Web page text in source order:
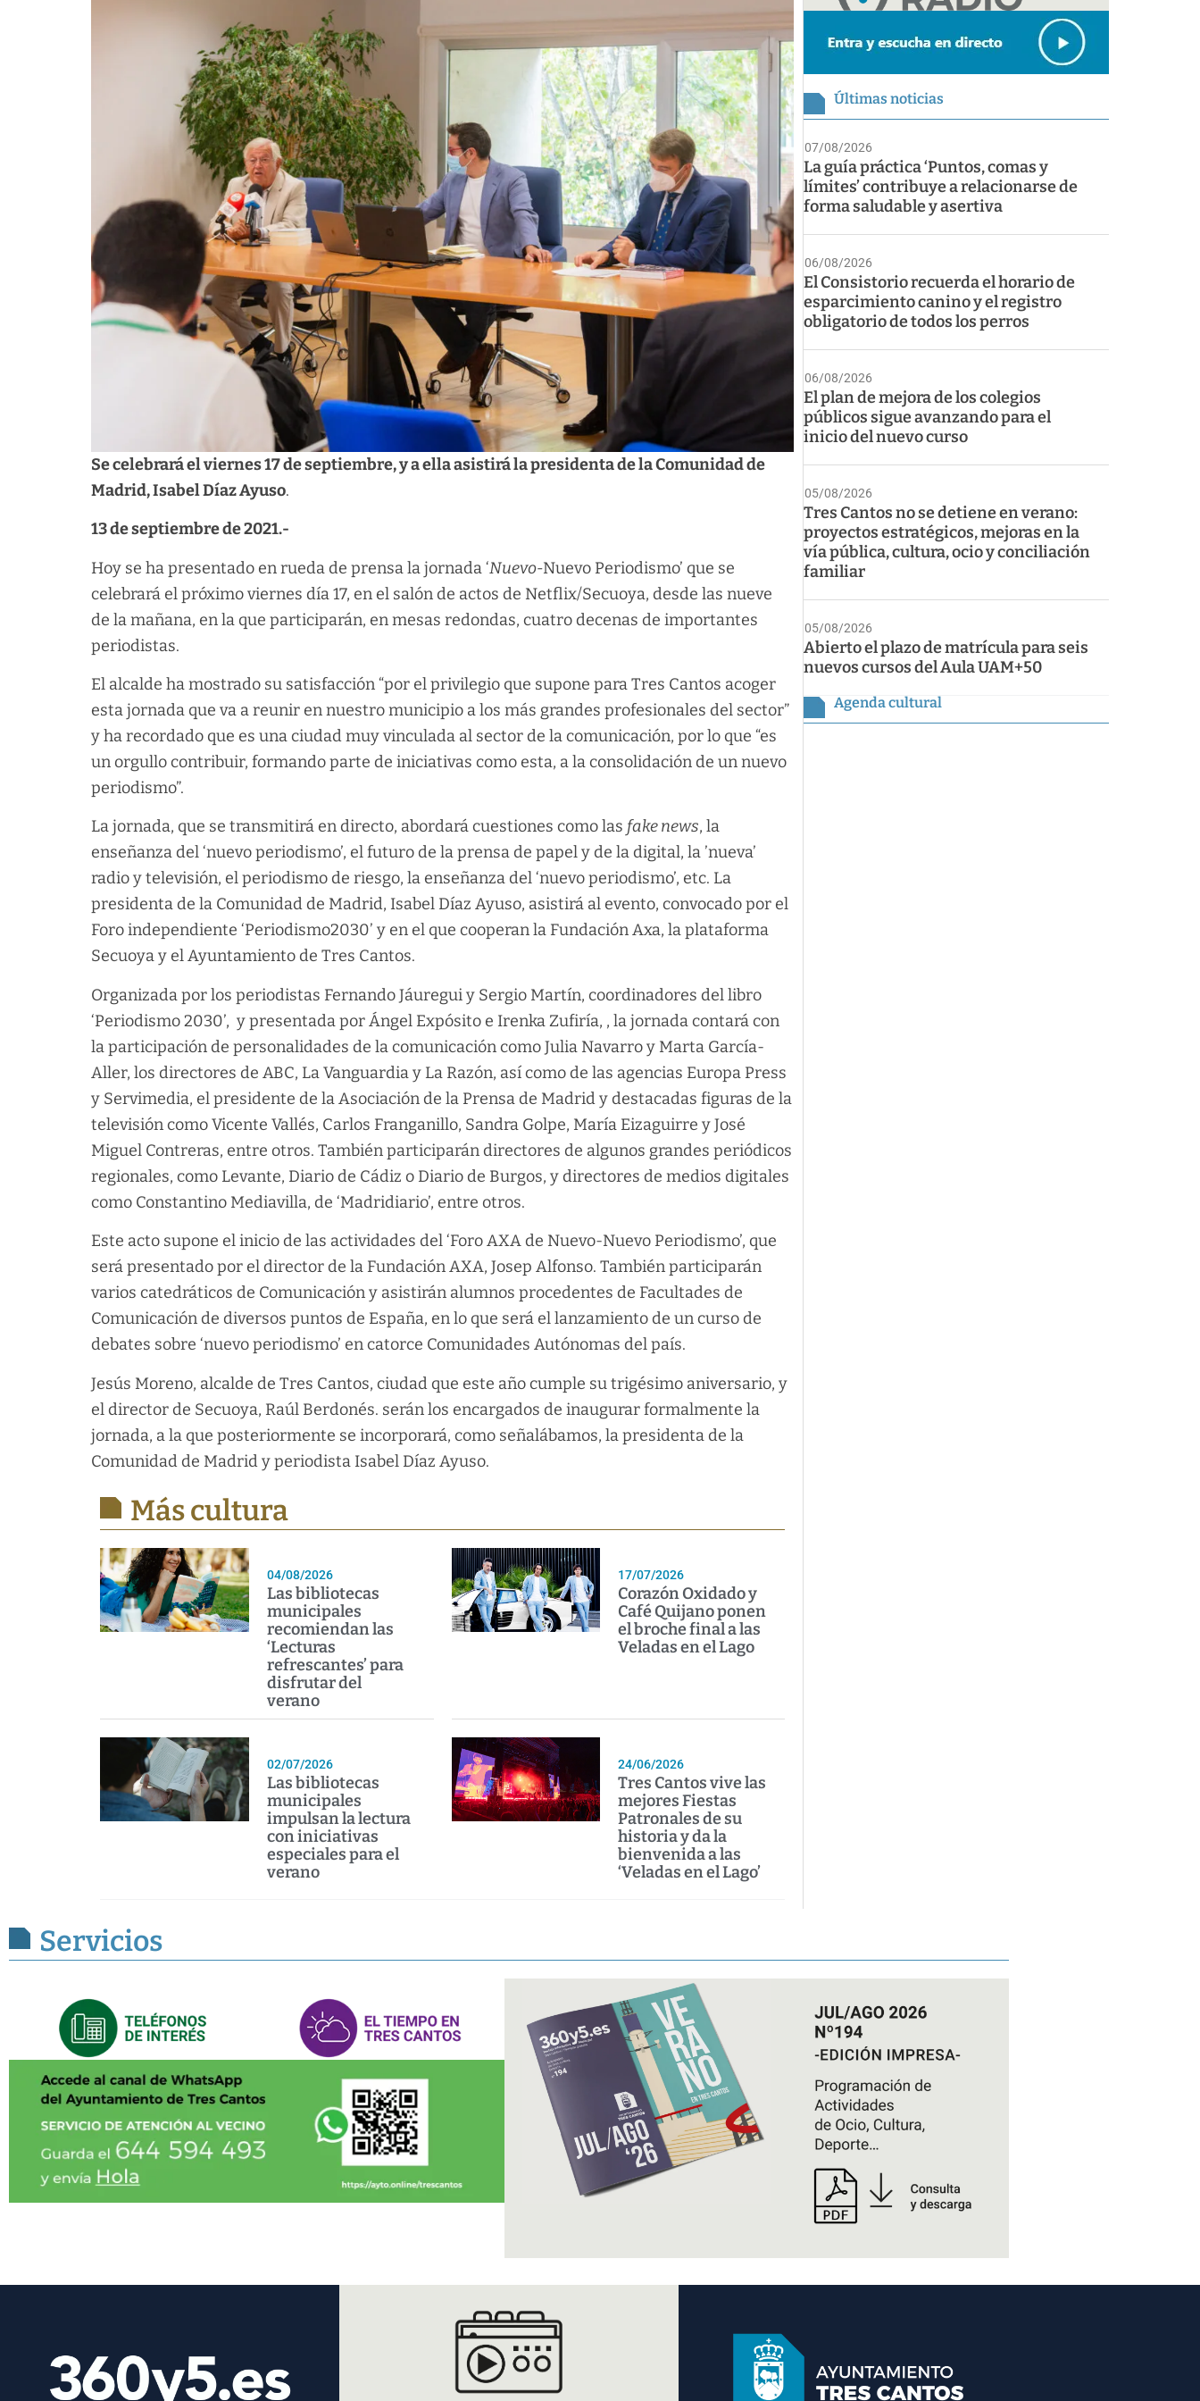
Se celebrará el viernes 17 de septiembre, y a ella asistirá la presidenta de la Comunidad de
Madrid, Isabel Díaz Ayuso.
13 de septiembre de 2021.-
Hoy se ha presentado en rueda de prensa la jornada ‘Nuevo-Nuevo Periodismo’ que se
celebrará el próximo viernes día 17, en el salón de actos de Netflix/Secuoya, desde las nueve
de la mañana, en la que participarán, en mesas redondas, cuatro decenas de importantes
periodistas.
El alcalde ha mostrado su satisfacción “por el privilegio que supone para Tres Cantos acoger
esta jornada que va a reunir en nuestro municipio a los más grandes profesionales del sector”
y ha recordado que es una ciudad muy vinculada al sector de la comunicación, por lo que “es
un orgullo contribuir, formando parte de iniciativas como esta, a la consolidación de un nuevo
periodismo”.
La jornada, que se transmitirá en directo, abordará cuestiones como las fake news, la
enseñanza del ‘nuevo periodismo’, el futuro de la prensa de papel y de la digital, la ’nueva’
radio y televisión, el periodismo de riesgo, la enseñanza del ‘nuevo periodismo’, etc. La
presidenta de la Comunidad de Madrid, Isabel Díaz Ayuso, asistirá al evento, convocado por el
Foro independiente ‘Periodismo2030’ y en el que cooperan la Fundación Axa, la plataforma
Secuoya y el Ayuntamiento de Tres Cantos.
Organizada por los periodistas Fernando Jáuregui y Sergio Martín, coordinadores del libro
‘Periodismo 2030’, y presentada por Ángel Expósito e Irenka Zufiría, , la jornada contará con
la participación de personalidades de la comunicación como Julia Navarro y Marta García-
Aller, los directores de ABC, La Vanguardia y La Razón, así como de las agencias Europa Press
y Servimedia, el presidente de la Asociación de la Prensa de Madrid y destacadas figuras de la
televisión como Vicente Vallés, Carlos Franganillo, Sandra Golpe, María Eizaguirre y José
Miguel Contreras, entre otros. También participarán directores de algunos grandes periódicos
regionales, como Levante, Diario de Cádiz o Diario de Burgos, y directores de medios digitales
como Constantino Mediavilla, de ‘Madridiario’, entre otros.
Este acto supone el inicio de las actividades del ‘Foro AXA de Nuevo-Nuevo Periodismo’, que
será presentado por el director de la Fundación AXA, Josep Alfonso. También participarán
varios catedráticos de Comunicación y asistirán alumnos procedentes de Facultades de
Comunicación de diversos puntos de España, en lo que será el lanzamiento de un curso de
debates sobre ‘nuevo periodismo’ en catorce Comunidades Autónomas del país.
Jesús Moreno, alcalde de Tres Cantos, ciudad que este año cumple su trigésimo aniversario, y
el director de Secuoya, Raúl Berdonés. serán los encargados de inaugurar formalmente la
jornada, a la que posteriormente se incorporará, como señalábamos, la presidenta de la
Comunidad de Madrid y periodista Isabel Díaz Ayuso.
Más cultura
04/08/2026
Las bibliotecas
municipales
recomiendan las
‘Lecturas
refrescantes’ para
disfrutar del
verano
17/07/2026
Corazón Oxidado y
Café Quijano ponen
el broche final a las
Veladas en el Lago
02/07/2026
Las bibliotecas
municipales
impulsan la lectura
con iniciativas
especiales para el
verano
24/06/2026
Tres Cantos vive las
mejores Fiestas
Patronales de su
historia y da la
bienvenida a las
‘Veladas en el Lago’
Últimas noticias
07/08/2026
La guía práctica ‘Puntos, comas y
límites’ contribuye a relacionarse de
forma saludable y asertiva
06/08/2026
El Consistorio recuerda el horario de
esparcimiento canino y el registro
obligatorio de todos los perros
06/08/2026
El plan de mejora de los colegios
públicos sigue avanzando para el
inicio del nuevo curso
05/08/2026
Tres Cantos no se detiene en verano:
proyectos estratégicos, mejoras en la
vía pública, cultura, ocio y conciliación
familiar
05/08/2026
Abierto el plazo de matrícula para seis
nuevos cursos del Aula UAM+50
Agenda cultural
Servicios